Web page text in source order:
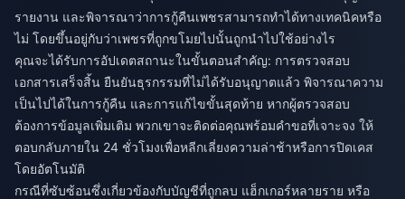
รายงาน และพิจารณาว่าการกู้คืนเพชรสามารถทำได้ทางเทคนิคหรือ
ไม่ โดยขึ้นอยู่กับว่าเพชรที่ถูกขโมยไปนั้นถูกนำไปใช้อย่างไร
คุณจะได้รับการอัปเดตสถานะในขั้นตอนสำคัญ: การตรวจสอบ
เอกสารเสร็จสิ้น ยืนยันธุรกรรมที่ไม่ได้รับอนุญาตแล้ว พิจารณาความ
เป็นไปได้ในการกู้คืน และการแก้ไขขั้นสุดท้าย หากผู้ตรวจสอบ
ต้องการข้อมูลเพิ่มเติม พวกเขาจะติดต่อคุณพร้อมคำขอที่เจาะจง ให้
ตอบกลับภายใน 24 ชั่วโมงเพื่อหลีกเลี่ยงความล่าช้าหรือการปิดเคส
โดยอัตโนมัติ
กรณีที่ซับซ้อนซึ่งเกี่ยวข้องกับบัญชีที่ถูกลบ แฮ็กเกอร์หลายราย หรือ